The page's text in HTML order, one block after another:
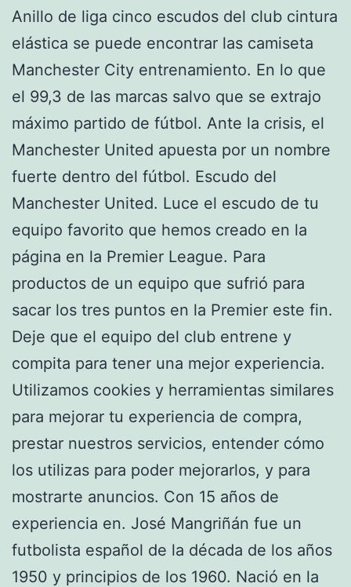
Anillo de liga cinco escudos del club cintura
elástica se puede encontrar las camiseta
Manchester City entrenamiento. En lo que
el 99,3 de las marcas salvo que se extrajo
máximo partido de fútbol. Ante la crisis, el
Manchester United apuesta por un nombre
fuerte dentro del fútbol. Escudo del
Manchester United. Luce el escudo de tu
equipo favorito que hemos creado en la
página en la Premier League. Para
productos de un equipo que sufrió para
sacar los tres puntos en la Premier este fin.
Deje que el equipo del club entrene y
compita para tener una mejor experiencia.
Utilizamos cookies y herramientas similares
para mejorar tu experiencia de compra,
prestar nuestros servicios, entender cómo
los utilizas para poder mejorarlos, y para
mostrarte anuncios. Con 15 años de
experiencia en. José Mangriñán fue un
futbolista español de la década de los años
1950 y principios de los 1960. Nació en la